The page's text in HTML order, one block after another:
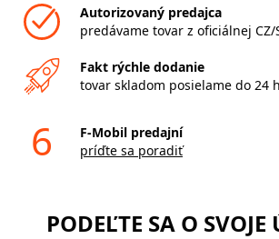
Autorizovaný predajca
predávame tovar z oficiálnej
Fakt rýchle dodanie
tovar skladom posielame do 24
6
F-Mobil predajní
príďte sa poradiť
PODEĽTE SA O